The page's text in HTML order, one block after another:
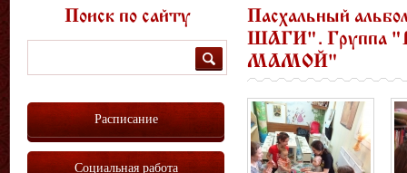
Пасхальный
ШАГИ". Группа
МАМОЙ"
Поиск по сайту
Расписание
Социальная работа